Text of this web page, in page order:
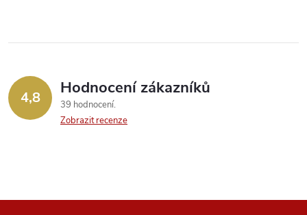
4,8 Hodnocení zákazníků
39 hodnocení
Zobrazit recenze